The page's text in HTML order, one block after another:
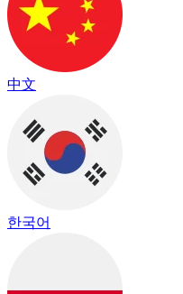
中文
한국어